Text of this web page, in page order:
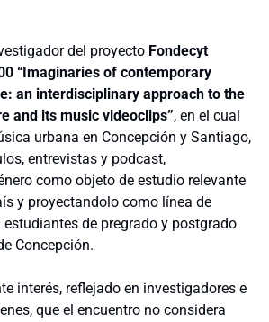
del proyecto Fondecyt
“Imaginaries of contemporary
an interdisciplinary approach to the
and its music videoclips”, en el cual
urbana en Concepción y Santiago,
entrevistas y podcast,
como objeto de estudio relevante
y proyectandolo como línea de
de pregrado y postgrado
Concepción.
interés, reflejado en investigadores e
que el encuentro no considera